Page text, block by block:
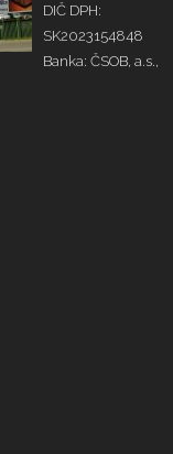
DIČ DPH:
SK2023154848
Banka: ČSOB, a.s.,